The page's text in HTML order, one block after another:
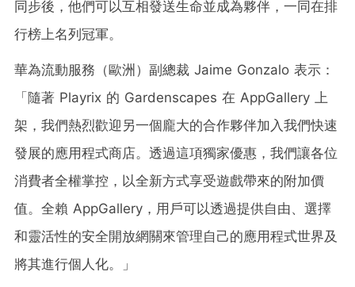
同步後，他們可以互相發送生命並成為夥伴，一同在排
行榜上名列冠軍。
華為流動服務（歐洲）副總裁 Jaime Gonzalo 表示：
「隨著 Playrix 的 Gardenscapes 在 AppGallery 上
架，我們熱烈歡迎另一個龐大的合作夥伴加入我們快速
發展的應用程式商店。透過這項獨家優惠，我們讓各位
消費者全權掌控，以全新方式享受遊戲帶來的附加價
值。全賴 AppGallery，用戶可以透過提供自由、選擇
和靈活性的安全開放網關來管理自己的應用程式世界及
將其進行個人化。」